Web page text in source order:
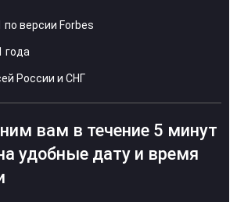
версии Forbes
года
России и СНГ
вам в течение 5 минут
удобные дату и время